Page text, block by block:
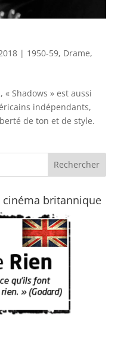
| 1950-59, Drame,
« Shadows » est aussi
indépendants,
de ton et de style.
cinéma britannique